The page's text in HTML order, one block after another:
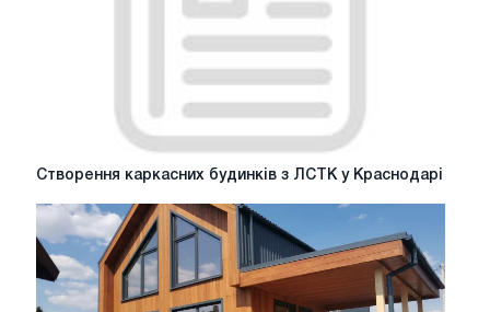
Створення
каркасних
будинків
з
ЛСТК
у
Краснодарі
Створення каркасних будинків з ЛСТК у Краснодарі